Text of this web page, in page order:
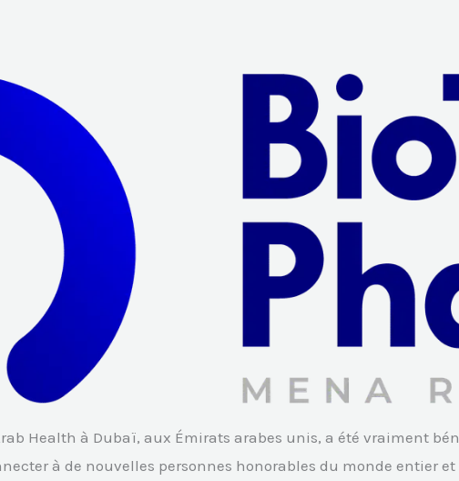
Health à Dubaï, aux Émirats arabes unis, a été vraiment
à de nouvelles personnes honorables du monde entier et